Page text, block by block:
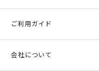
ご利用ガイド
会社について